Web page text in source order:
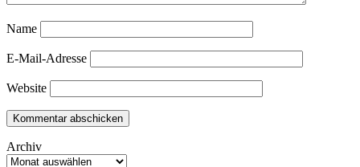
Name
E-Mail-Adresse
Website
Archiv